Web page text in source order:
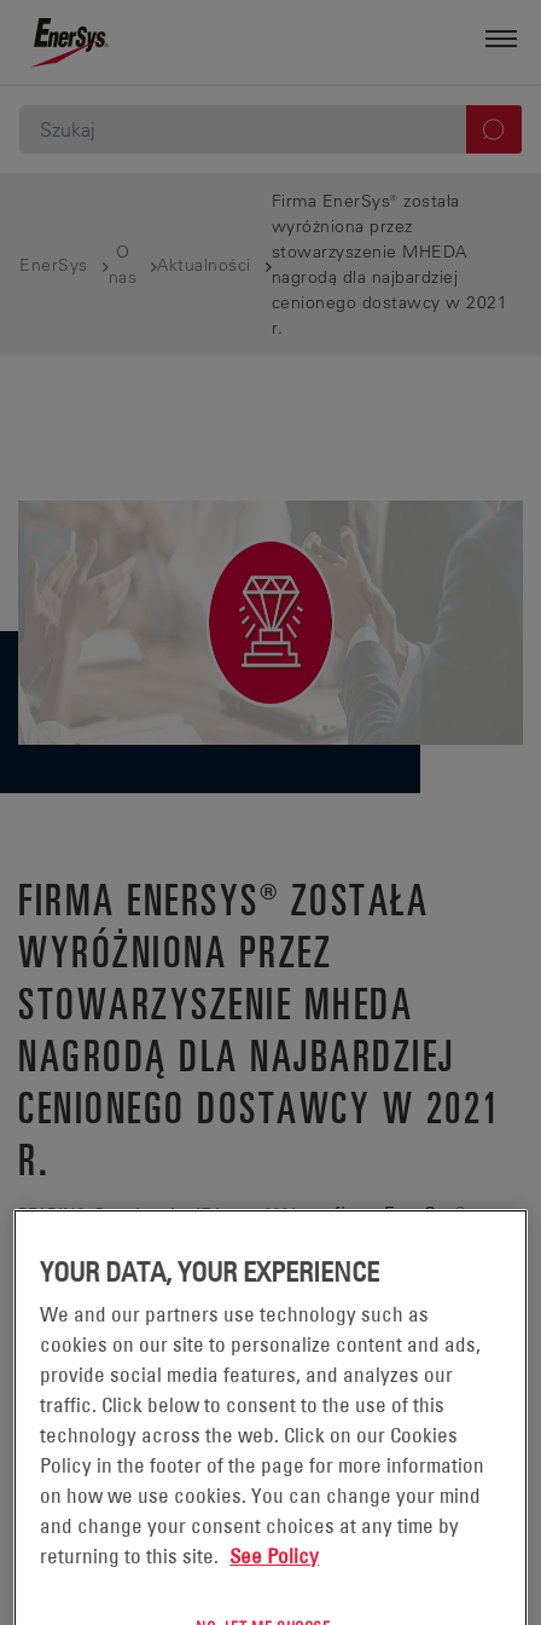
EnerSys
O
nas
Aktualności
Firma EnerSys® została
wyróżniona przez
stowarzyszenie MHEDA
nagrodą dla najbardziej
cenionego dostawcy w 2021
r.
FIRMA ENERSYS® ZOSTAŁA
WYRÓŻNIONA PRZEZ
STOWARZYSZENIE MHEDA
NAGRODĄ DLA NAJBARDZIEJ
CENIONEGO DOSTAWCY W 2021
R.
READING, Pensylwania, 17 lutego 2021 r.– firma EnerSys®
magazynowania energii do zastosowań przemysłowych,
otrzymała od stowarzyszenia Material Handling
Equipment Distributors Association (MHEDA) nagrodę dla
najbardziej cenionego dostawcy (MVS) w 2021 r. To
cenione wyróżnienie branżowe, które rocznie otrzymuje
mniej niż 10 procent wszystkich firm członkowskich,
przyznane zostało organizacjom, które w 2020 r. były
silnie zaangażowane w działania na rzecz swojej sieci
dealerskiej, swoich pracowników oraz społeczeństwa.
YOUR DATA, YOUR EXPERIENCE
We and our partners use technology such as
cookies on our site to personalize content and ads,
provide social media features, and analyzes our
traffic. Click below to consent to the use of this
technology across the web. Click on our Cookies
Policy in the footer of the page for more information
on how we use cookies. You can change your mind
and change your consent choices at any time by
returning to this site. See Policy